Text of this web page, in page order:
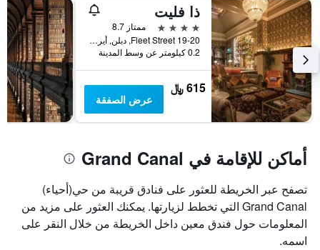
ذا فليت
4 نجوم
ممتاز 8.7
19-20 Fleet Street, دبلن, أيرلندا
0.2 كيلومتر عن وسط المدينة
615 ﷼
عرض الصفقة
أماكن للإقامة في Grand Canal
تصفح عبر الخريطة للعثور على فنادق قريبة من حي(أحياء)
Grand Canal التي تخطط لزيارتها. يمكنك العثور على مزيد من
المعلومات حول فندق معين داخل الخريطة من خلال النقر على
اسمه.